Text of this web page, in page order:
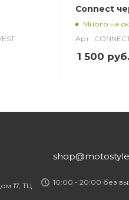
Connect
Много на
Арт.:
1 500 руб.
17, ТЦ
10:00 - 20:00 без